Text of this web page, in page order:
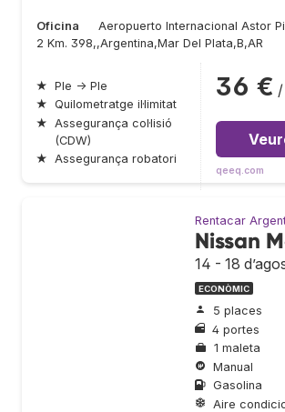
Oficina
Aeropuerto Internacional Astor
2 Km. 398,,Argentina,Mar Del Plata,B,AR
★ Ple → Ple
★ Quilometratge il·limitat
★ Assegurança col·lisió
(CDW)
★ Assegurança robatori
36 €
qeeq.com
Rentacar
Nissan
14 - 18
ECONÒMIC
5 places
4 portes
1 maleta
Manual
Gasolina
Aire